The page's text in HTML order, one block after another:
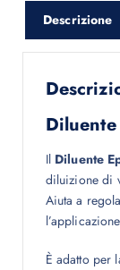
Descrizione
Il Diluente
diluizione di
Aiuta a
È adatto per